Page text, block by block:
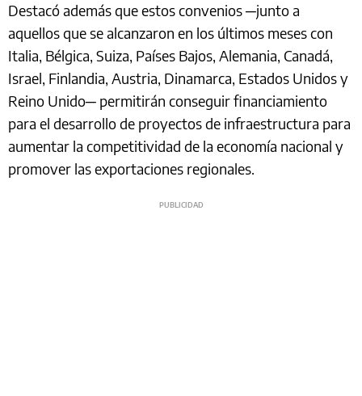
Destacó además que estos convenios ─junto a
aquellos que se alcanzaron en los últimos meses con
Italia, Bélgica, Suiza, Países Bajos, Alemania, Canadá,
Israel, Finlandia, Austria, Dinamarca, Estados Unidos y
Reino Unido─ permitirán conseguir financiamiento
para el desarrollo de proyectos de infraestructura para
aumentar la competitividad de la economía nacional y
promover las exportaciones regionales.